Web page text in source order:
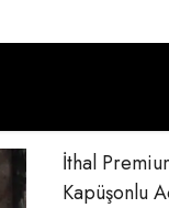
İthal
Kapüşonlu